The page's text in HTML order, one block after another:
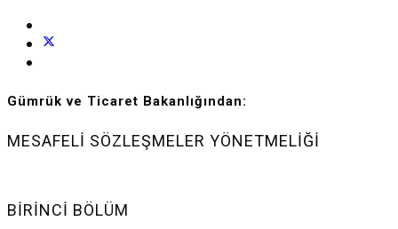
Gümrük ve Ticaret Bakanlığından:
MESAFELİ SÖZLEŞMELER YÖNETMELİĞİ
BİRİNCİ BÖLÜM